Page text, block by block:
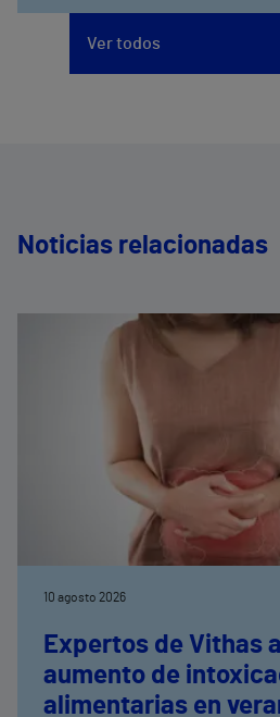
Ver todos
Noticias relacionadas
10 agosto 2026
Expertos de Vithas
aumento de
alimentarias en